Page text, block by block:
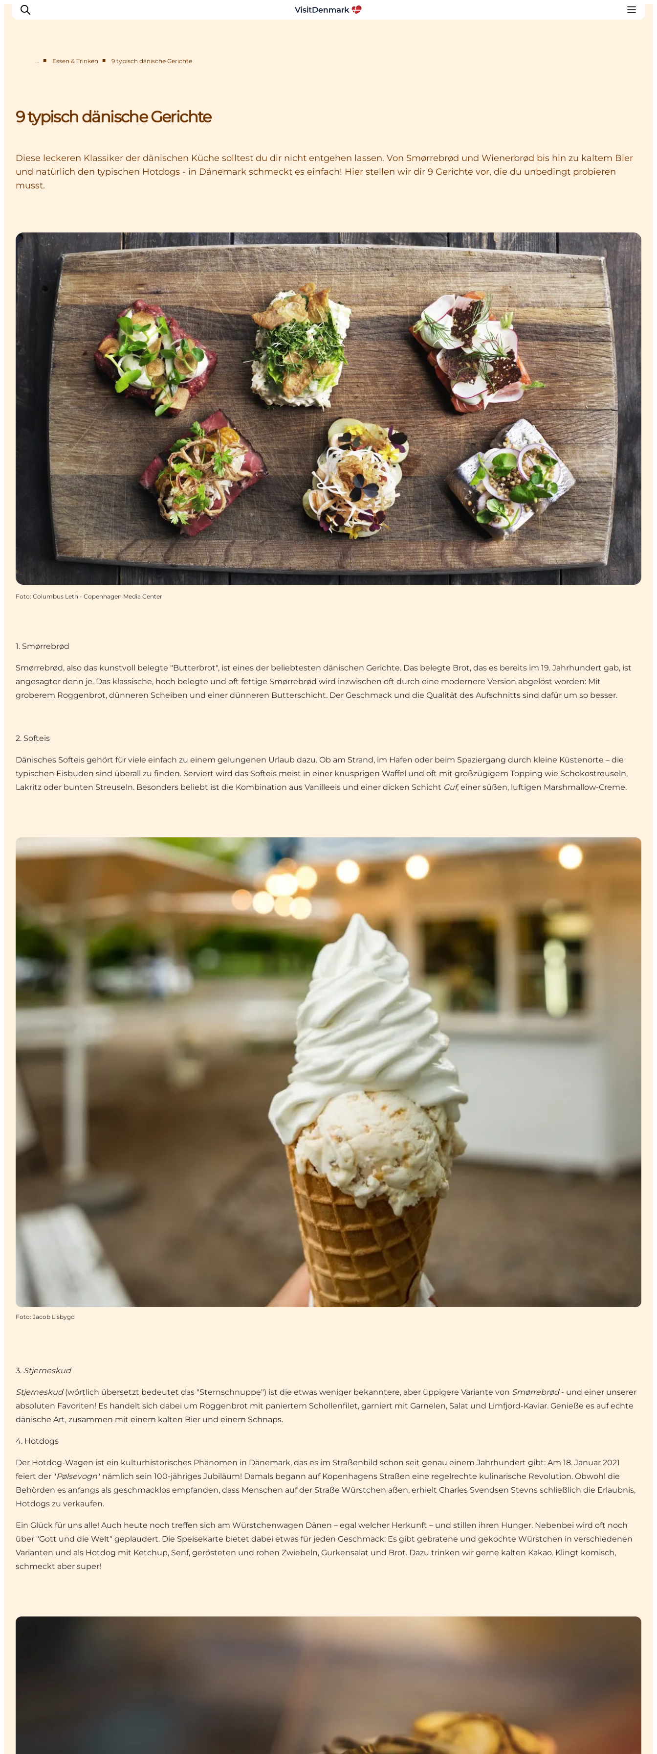
Erlebnisse
Unterkünfte
… ■ Essen & Trinken ■ 9 typisch dänische Gerichte
9 typisch dänische Gerichte
Diese leckeren Klassiker der dänischen Küche solltest du dir nicht entgehen lassen. Von Smørrebrød und Wienerbrød bis hin zu kaltem Bier
und natürlich den typischen Hotdogs - in Dänemark schmeckt es einfach! Hier stellen wir dir 9 Gerichte vor, die du unbedingt probieren
musst.
Foto: Columbus Leth - Copenhagen Media Center
1. Smørrebrød
Smørrebrød, also das kunstvoll belegte "Butterbrot", ist eines der beliebtesten dänischen Gerichte. Das belegte Brot, das es bereits im 19. Jahrhundert gab, ist
angesagter denn je. Das klassische, hoch belegte und oft fettige Smørrebrød wird inzwischen oft durch eine modernere Version abgelöst worden: Mit
groberem Roggenbrot, dünneren Scheiben und einer dünneren Butterschicht. Der Geschmack und die Qualität des Aufschnitts sind dafür um so besser.
2. Softeis
Dänisches Softeis gehört für viele einfach zu einem gelungenen Urlaub dazu. Ob am Strand, im Hafen oder beim Spaziergang durch kleine Küstenorte – die
typischen Eisbuden sind überall zu finden. Serviert wird das Softeis meist in einer knusprigen Waffel und oft mit großzügigem Topping wie Schokostreuseln,
Lakritz oder bunten Streuseln. Besonders beliebt ist die Kombination aus Vanilleeis und einer dicken Schicht Guf, einer süßen, luftigen Marshmallow-Creme.
Foto: Jacob Lisbygd
3. Stjerneskud
Stjerneskud (wörtlich übersetzt bedeutet das "Sternschnuppe") ist die etwas weniger bekanntere, aber üppigere Variante von Smørrebrød- und einer unserer
absoluten Favoriten! Es handelt sich dabei um Roggenbrot mit paniertem Schollenfilet, garniert mit Garnelen, Salat und Limfjord-Kaviar. Genieße es auf echte
dänische Art, zusammen mit einem kalten Bier und einem Schnaps.
4. Hotdogs
Der Hotdog-Wagen ist ein kulturhistorisches Phänomen in Dänemark, das es im Straßenbild schon seit genau einem Jahrhundert gibt: Am 18. Januar 2021
feiert der "Pølsevogn" nämlich sein 100-jähriges Jubiläum! Damals begann auf Kopenhagens Straßen eine regelrechte kulinarische Revolution. Obwohl die
Behörden es anfangs als geschmacklos empfanden, dass Menschen auf der Straße Würstchen aßen, erhielt Charles Svendsen Stevns schließlich die Erlaubnis,
Hotdogs zu verkaufen.
Ein Glück für uns alle! Auch heute noch treffen sich am Würstchenwagen Dänen – egal welcher Herkunft – und stillen ihren Hunger. Nebenbei wird oft noch
über "Gott und die Welt" geplaudert. Die Speisekarte bietet dabei etwas für jeden Geschmack: Es gibt gebratene und gekochte Würstchen in verschiedenen
Varianten und als Hotdog mit Ketchup, Senf, gerösteten und rohen Zwiebeln, Gurkensalat und Brot. Dazu trinken wir gerne kalten Kakao. Klingt komisch,
schmeckt aber super!